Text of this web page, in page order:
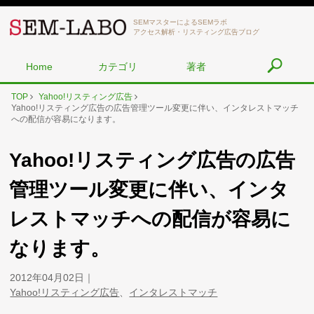
SEMマスターによるSEMラボ
アクセス解析・リスティング広告ブログ
Home カテゴリ 著者
TOP
Yahoo!リスティング広告
Yahoo!リスティング広告の広告管理ツール変更に伴い、インタレストマッチ
への配信が容易になります。
Yahoo!リスティング広告の広告
管理ツール変更に伴い、インタ
レストマッチへの配信が容易に
なります。
2012年04月02日
Yahoo!リスティング広告
インタレストマッチ